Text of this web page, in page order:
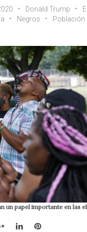
Donald Trump
Negros Población
un papel importante en las
Google+LinkedInPinterest